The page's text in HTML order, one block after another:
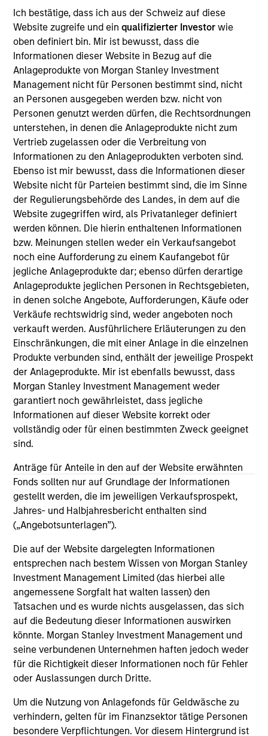
Ich bestätige, dass ich aus der Schweiz auf diese
Website zugreife und ein qualifizierter Investor wie
oben definiert bin. Mir ist bewusst, dass die
Informationen dieser Website in Bezug auf die
Anlageprodukte von Morgan Stanley Investment
Management nicht für Personen bestimmt sind, nicht
an Personen ausgegeben werden bzw. nicht von
Personen genutzt werden dürfen, die Rechtsordnungen
unterstehen, in denen die Anlageprodukte nicht zum
Vertrieb zugelassen oder die Verbreitung von
Informationen zu den Anlageprodukten verboten sind.
Ebenso ist mir bewusst, dass die Informationen dieser
Website nicht für Parteien bestimmt sind, die im Sinne
der Regulierungsbehörde des Landes, in dem auf die
Website zugegriffen wird, als Privatanleger definiert
werden können. Die hierin enthaltenen Informationen
bzw. Meinungen stellen weder ein Verkaufsangebot
noch eine Aufforderung zu einem Kaufangebot für
jegliche Anlageprodukte dar; ebenso dürfen derartige
Anlageprodukte jeglichen Personen in Rechtsgebieten,
in denen solche Angebote, Aufforderungen, Käufe oder
Verkäufe rechtswidrig sind, weder angeboten noch
verkauft werden. Ausführlichere Erläuterungen zu den
Einschränkungen, die mit einer Anlage in die einzelnen
Produkte verbunden sind, enthält der jeweilige Prospekt
der Anlageprodukte. Mir ist ebenfalls bewusst, dass
Morgan Stanley Investment Management weder
garantiert noch gewährleistet, dass jegliche
Informationen auf dieser Website korrekt oder
vollständig oder für einen bestimmten Zweck geeignet
sind.
Anträge für Anteile in den auf der Website erwähnten
Fonds sollten nur auf Grundlage der Informationen
gestellt werden, die im jeweiligen Verkaufsprospekt,
Jahres- und Halbjahresbericht enthalten sind
(„Angebotsunterlagen”).
Die auf der Website dargelegten Informationen
entsprechen nach bestem Wissen von Morgan Stanley
Investment Management Limited (das hierbei alle
angemessene Sorgfalt hat walten lassen) den
Tatsachen und es wurde nichts ausgelassen, das sich
auf die Bedeutung dieser Informationen auswirken
könnte. Morgan Stanley Investment Management und
seine verbundenen Unternehmen haften jedoch weder
für die Richtigkeit dieser Informationen noch für Fehler
oder Auslassungen durch Dritte.
Um die Nutzung von Anlagefonds für Geldwäsche zu
verhindern, gelten für im Finanzsektor tätige Personen
besondere Verpflichtungen. Vor diesem Hintergrund ist
management working in New York, London,
Mumbai, and Singapore. Prior to joining Morgan
Stanley in 2024, Vikram spent over a decade at The
Carlyle Group where he served in various
capacities including Managing Director & Head of
Asia Pacific Investor Relations for Global Private
Equity working with investors on various strategies
including Private Equity, Private Credit, Real Estate,
and Infrastructure. He also served as the
Responsible Manager for Carlyle Australia Equity
Management Pty Limited. In prior roles, Vikram was
a Managing Director at MerSan Capital and
Resource America in New York. He formerly served
as Vice President at Credit Suisse First Boston (New
York), prior to which he worked at Morgan Stanley
(New York) in Private Wealth Management and at
SBC Warburg Dillon Read (London & New York) and
Robert Fleming & Co. (London) in their Corporate
Finance Divisions. Vikram graduated with First
Class Honours in Economics from the University of
Buckingham, where he was the recipient of the Sir
Ernest Cassel Educational Award. He has also
studied Economics at Lehigh University and at St.
Xavier’s College, University of Bombay.
May not represent all Team Members.
The information on this page is for informational
purposes only. The information contained herein does
not constitute and should not be construed as an
solicitation of an offer to buy any securities in any
jurisdiction in which such offer or solicitation,
purchase or sale would be unlawful under the
securities, insurance or other laws of such jurisdiction.
All investing involves risks, including a loss of principal.
Please refer to the strategy detail page for important
information on the strategy, including additional risk
considerations.